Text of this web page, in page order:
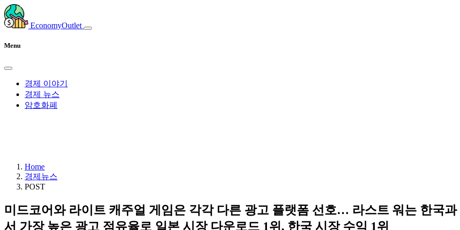
EconomyOutlet
Menu
경제 이야기
경제 뉴스
암호화폐
Home
경제뉴스
POST
미드코어와 라이트 캐주얼 게임은 각각 다른 광고 플랫폼 선호… 라스트 워는 한국과
서 가장 높은 광고 점유율로 일본 시장 다운로드 1위, 한국 시장 수익 1위